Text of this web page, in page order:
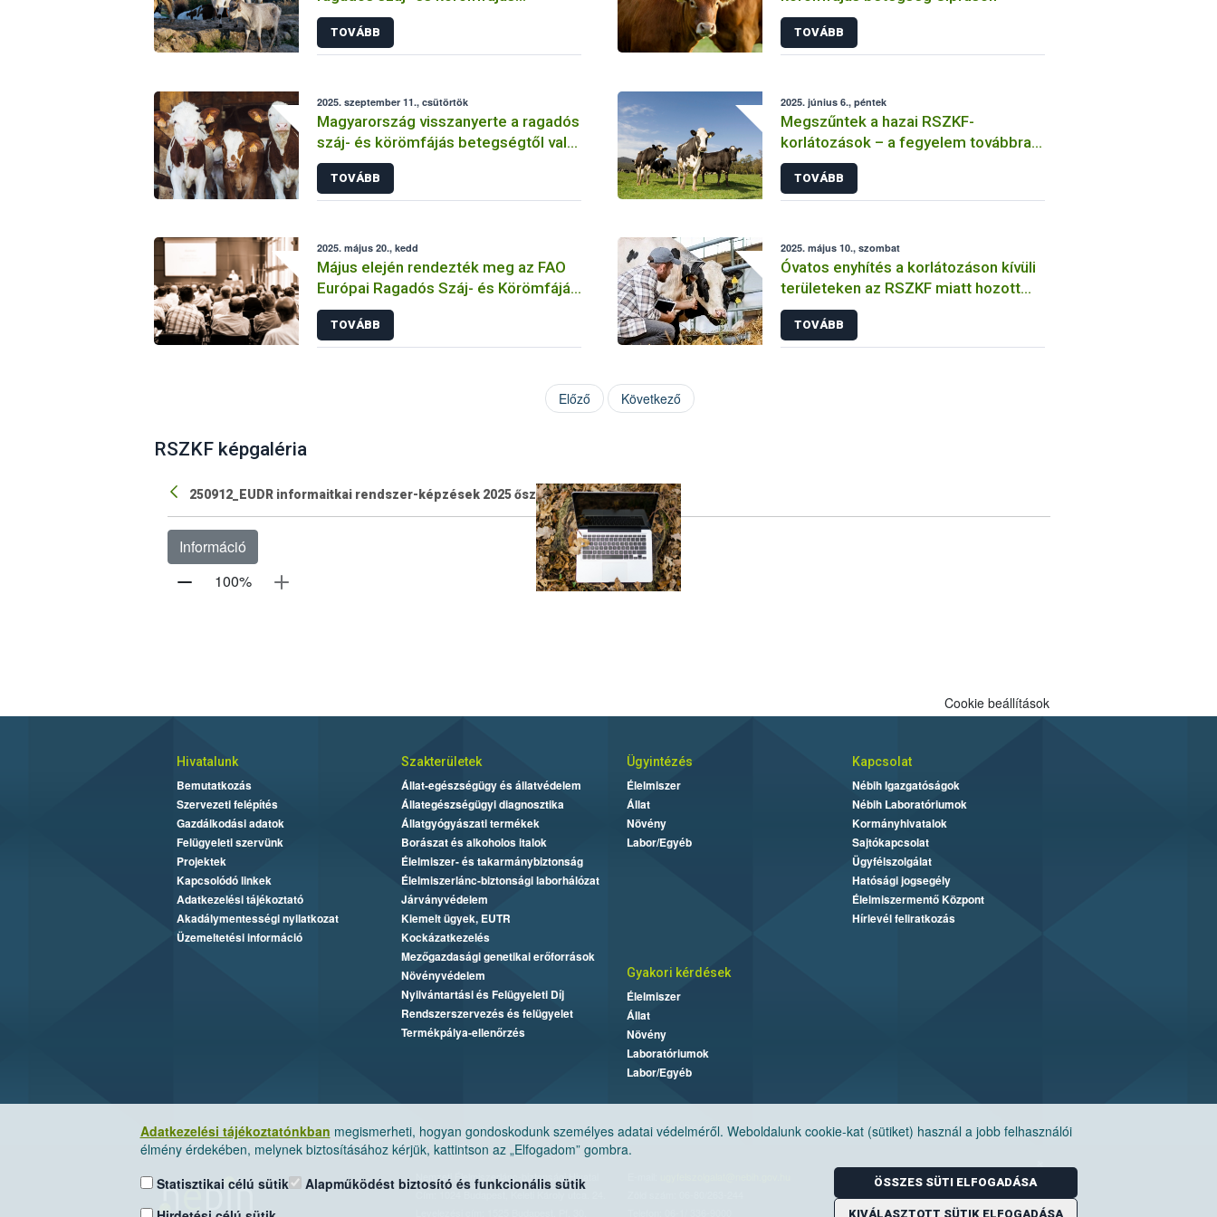
betegség
TOVÁBB TOVÁBB
2025. szeptember 11., csütörtök
Magyarország visszanyerte a ragadós
száj- és körömfájás betegségtől való
mentességét
TOVÁBB
2025. június 6., péntek
Megszűntek a hazai RSZKF-
korlátozások – a fegyelem továbbra
is kulcsfontosságú
TOVÁBB
2025. május 20., kedd
Május elején rendezték meg az FAO
Európai Ragadós Száj- és Körömfájás
Bizottságának közgyűlését
TOVÁBB
2025. május 10., szombat
Óvatos enyhítés a korlátozáson kívüli
területeken az RSZKF miatt hozott
intézkedésekben
TOVÁBB
Előző Következő
RSZKF képgaléria
250912_EUDR informaitkai rendszer-képzések 2025 őszén_160_119.png
Információ
100%
Adatkezelési tájékoztatónkban megismerheti, hogyan gondoskodunk személyes adatai védelméről. Weboldalunk cookie-kat (sütiket) használ a jobb felhasználói
élmény érdekében, melynek biztosításához kérjük, kattintson az „Elfogadom” gombra.
Statisztikai célú sütik
Alapműködést biztosító és funkcionális sütik ÖSSZES SÜTI ELFOGADÁSA
KIVÁLASZTOTT SÜTIK ELFOGADÁSA
Cookie beállítások
Hivatalunk
Bemutatkozás
Szervezeti felépítés
Gazdálkodási adatok
Felügyeleti szervünk
Projektek
Kapcsolódó linkek
Adatkezelési tájékoztató
Akadálymentességi nyilatkozat
Üzemeltetési információ
Szakterületek
Állat-egészségügy és állatvédelem
Állategészségügyi diagnosztika
Állatgyógyászati termékek
Borászat és alkoholos italok
Élelmiszer- és takarmánybiztonság
Élelmiszerlánc-biztonsági laborhálózat
Járványvédelem
Kiemelt ügyek, EUTR
Kockázatkezelés
Mezőgazdasági genetikai erőforrások
Növényvédelem
Nyilvántartási és Felügyeleti Díj
Rendszerszervezés és felügyelet
Termékpálya-ellenőrzés
Ügyintézés
Élelmiszer
Állat
Növény
Labor/Egyéb
Kapcsolat
Nébih Igazgatóságok
Nébih Laboratóriumok
Kormányhivatalok
Sajtókapcsolat
Ügyfélszolgálat
Hatósági jogsegély
Élelmiszermentő Központ
Hírlevél feliratkozás
Gyakori kérdések
Élelmiszer
Állat
Növény
Laboratóriumok
Labor/Egyéb
Nemzeti Élelmiszerlánc-biztonsági Hivatal